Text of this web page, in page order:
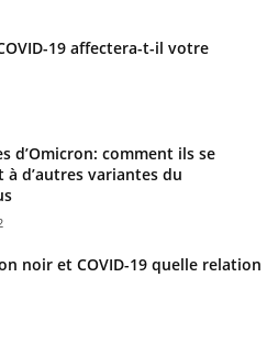
19 affectera-t-il votre
d’Omicron: comment ils se
à d’autres variantes du
noir et COVID-19 quelle relation